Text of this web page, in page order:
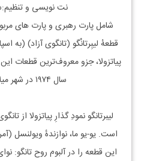
نت نویسی و
شامل پارت رهبری و پارت های
پیاتزولا، جزو معروف‌ترین قطعات
سال ۱۹۷۴ در شهر میلان منتشر شد.
لیبرتانگو نمودِ گذارِ پیاتزولا از
این قطعه را در آلبوم روح تانگو: